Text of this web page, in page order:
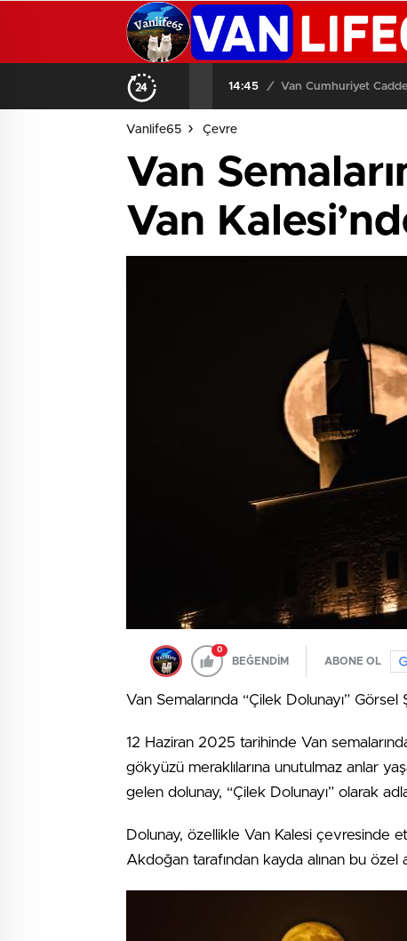
14:45 / Van Cumhuriyet
Vanlife65 Çevre
Van
Van
0
BEĞENDİM ABONE OL
Van Semalarında “Çilek Dolunayı” Görsel
12 Haziran 2025 tarihinde Van
gökyüzü meraklılarına unutulmaz anlar
gelen dolunay, “Çilek Dolunayı” olarak
Dolunay, özellikle Van Kalesi çevresinde
Akdoğan tarafından kayda alınan bu